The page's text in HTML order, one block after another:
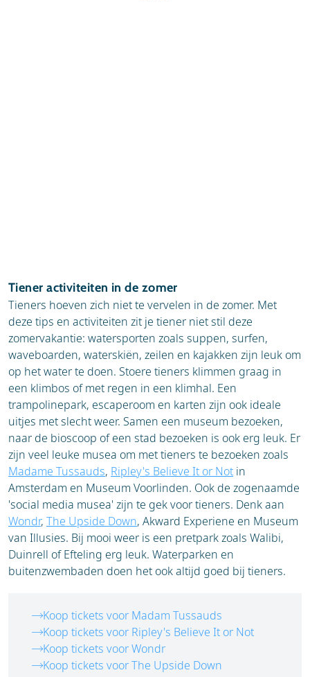
Tiener activiteiten in de zomer
Tieners hoeven zich niet te vervelen in de zomer. Met
deze tips en activiteiten zit je tiener niet stil deze
zomervakantie: watersporten zoals suppen, surfen,
waveboarden, waterskiën, zeilen en kajakken zijn leuk om
op het water te doen. Stoere tieners klimmen graag in
een klimbos of met regen in een klimhal. Een
trampolinepark, escaperoom en karten zijn ook ideale
uitjes met slecht weer. Samen een museum bezoeken,
naar de bioscoop of een stad bezoeken is ook erg leuk. Er
zijn veel leuke musea om met tieners te bezoeken zoals
Madame Tussauds, Ripley's Believe It or Not in
Amsterdam en Museum Voorlinden. Ook de zogenaamde
'social media musea' zijn te gek voor tieners. Denk aan
Wondr, The Upside Down, Akward Experiene en Museum
van Illusies. Bij mooi weer is een pretpark zoals Walibi,
Duinrell of Efteling erg leuk. Waterparken en
buitenzwembaden doen het ook altijd goed bij tieners.
Koop tickets voor Madam Tussauds
Koop tickets voor Ripley's Believe It or Not
Koop tickets voor Wondr
Koop tickets voor The Upside Down